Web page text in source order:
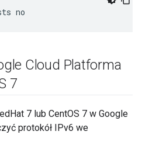
no
Cloud Platforma
7
7 lub CentOS 7 w Google
protokół IPv6 we